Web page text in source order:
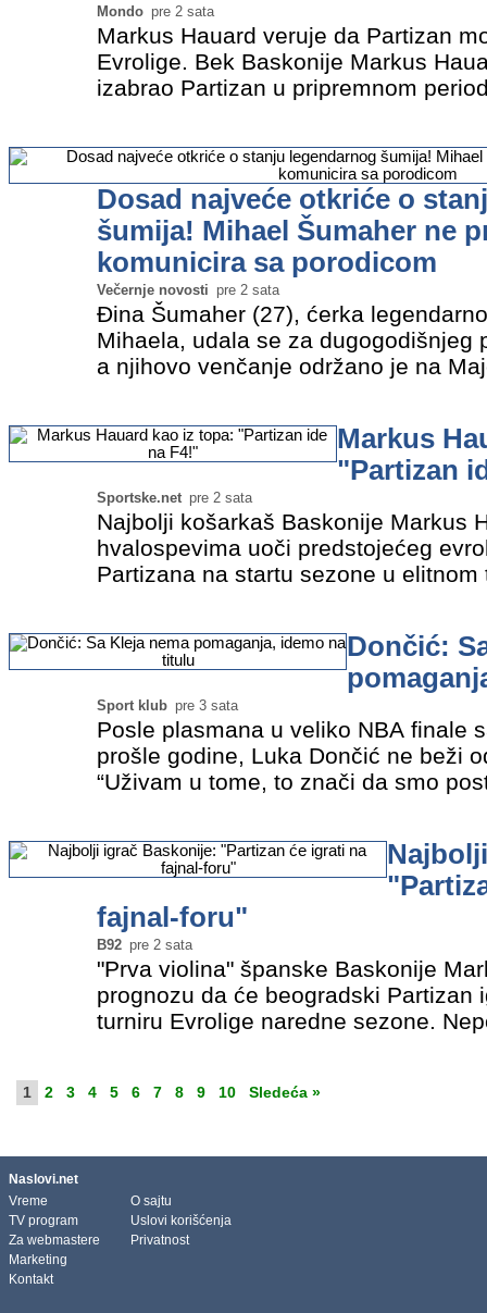
Mondo pre 2 sata
Markus Hauard veruje da Partizan
Evrolige. Bek Baskonije Markus
izabrao Partizan u pripremnom
Dosad najveće otkriće o
šumija! Mihael Šumaher ne
komunicira sa porodicom
Večernje novosti pre 2 sata
Đina Šumaher (27), ćerka
Mihaela, udala se za dugogodišnjeg
a njihovo venčanje održano je na
Markus
"Partizan
Sportske.net pre 2 sata
Najbolji košarkaš Baskonije Markus
hvalospevima uoči predstojećeg
Partizana na startu sezone u
Dončić:
Sport klub pre 3 sata
Posle plasmana u veliko NBA finale
prošle godine, Luka Dončić ne beži
“Uživam u tome, to znači da smo
fajnal-foru"
B92 pre 2 sata
"Prva violina" španske Baskonije
prognozu da će beogradski Partizan
turniru Evrolige naredne sezone.
1 2 3 4 5 6 7 8 9 10 Sledeća »
Naslovi.net
Vreme
TV program
Za webmastere
Marketing
Kontakt
O sajtu
Uslovi korišćenja
Privatnost